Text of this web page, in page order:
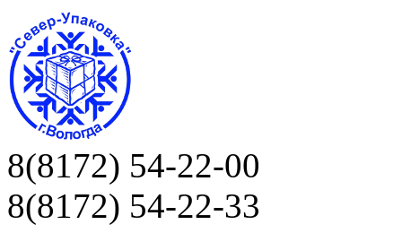
8(8172) 54-22-00
8(8172) 54-22-33